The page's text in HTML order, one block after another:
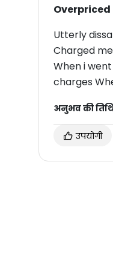
Overpriced
Utterly
Charged
When i
charges
अनुभव की
उपयोगी